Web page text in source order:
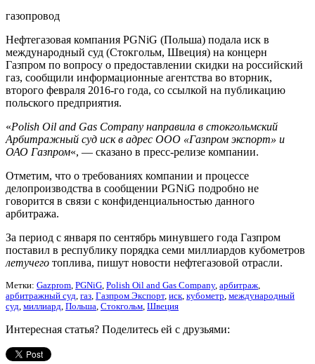
газопровод
Нефтегазовая компания PGNiG (Польша) подала иск в
международный суд (Стокгольм, Швеция) на концерн
Газпром по вопросу о предоставлении скидки на российский
газ, сообщили информационные агентства во вторник,
второго февраля 2016-го года, со ссылкой на публикацию
польского предприятия.
«Polish Oil and Gas Company направила в стокгольмский
Арбитражный суд иск в адрес ООО «Газпром экспорт» и
ОАО Газпром«, — сказано в пресс-релизе компании.
Отметим, что о требованиях компании и процессе
делопроизводства в сообщении PGNiG подробно не
говорится в связи с конфиденциальностью данного
арбитража.
За период с января по сентябрь минувшего года Газпром
поставил в республику порядка семи миллиардов кубометров
летучего топлива, пишут новости нефтегазовой отрасли.
Метки: Gazprom, PGNiG, Polish Oil and Gas Company, арбитраж,
арбитражный суд, газ, Газпром Экспорт, иск, кубометр, международный
суд, миллиард, Польша, Стокгольм, Швеция
Интересная статья? Поделитесь ей с друзьями: